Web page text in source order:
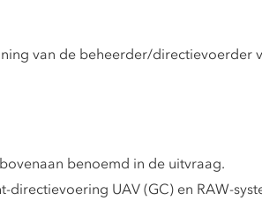
van de beheerder/directievoerder
benoemd in de uitvraag.
UAV (GC) en RAW-